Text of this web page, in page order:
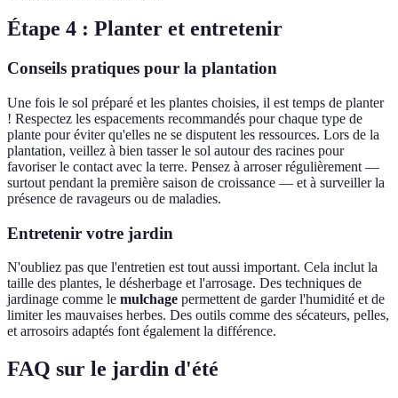
Étape 4 : Planter et entretenir
Conseils pratiques pour la plantation
Une fois le sol préparé et les plantes choisies, il est temps de planter
! Respectez les espacements recommandés pour chaque type de
plante pour éviter qu'elles ne se disputent les ressources. Lors de la
plantation, veillez à bien tasser le sol autour des racines pour
favoriser le contact avec la terre. Pensez à arroser régulièrement —
surtout pendant la première saison de croissance — et à surveiller la
présence de ravageurs ou de maladies.
Entretenir votre jardin
N'oubliez pas que l'entretien est tout aussi important. Cela inclut la
taille des plantes, le désherbage et l'arrosage. Des techniques de
jardinage comme le mulchage permettent de garder l'humidité et de
limiter les mauvaises herbes. Des outils comme des sécateurs, pelles,
et arrosoirs adaptés font également la différence.
FAQ sur le jardin d'été